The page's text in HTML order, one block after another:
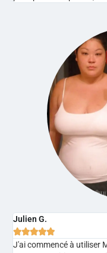
Julien G.

J'ai commencé à utiliser